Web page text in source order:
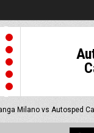
Milano vs Autosped